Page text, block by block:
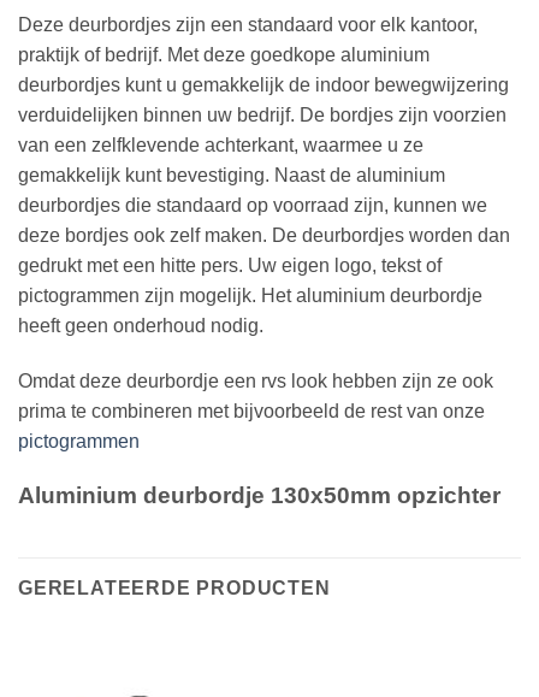
Deze deurbordjes zijn een standaard voor elk kantoor,
praktijk of bedrijf. Met deze goedkope aluminium
deurbordjes kunt u gemakkelijk de indoor bewegwijzering
verduidelijken binnen uw bedrijf. De bordjes zijn voorzien
van een zelfklevende achterkant, waarmee u ze
gemakkelijk kunt bevestiging. Naast de aluminium
deurbordjes die standaard op voorraad zijn, kunnen we
deze bordjes ook zelf maken. De deurbordjes worden dan
gedrukt met een hitte pers. Uw eigen logo, tekst of
pictogrammen zijn mogelijk. Het aluminium deurbordje
heeft geen onderhoud nodig.
Omdat deze deurbordje een rvs look hebben zijn ze ook
prima te combineren met bijvoorbeeld de rest van onze
pictogrammen
Aluminium deurbordje 130x50mm opzichter
GERELATEERDE PRODUCTEN